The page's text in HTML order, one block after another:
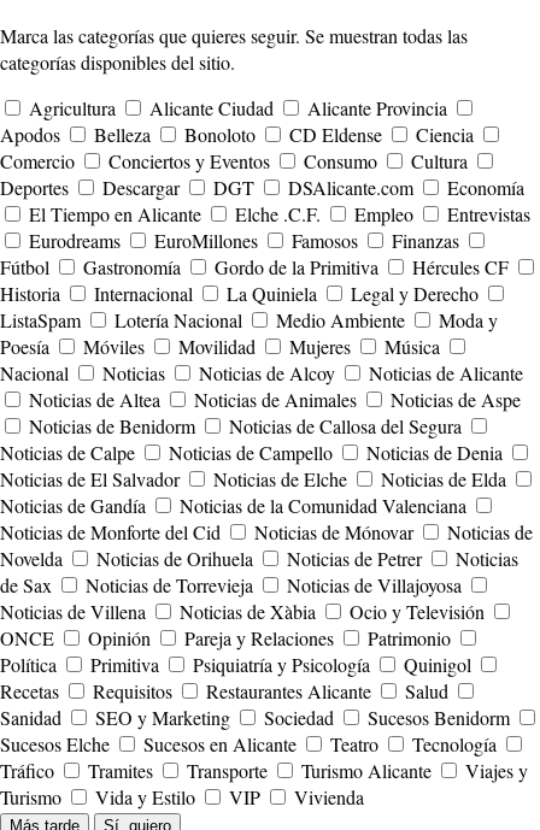
Marca las categorías que quieres seguir. Se muestran todas las
categorías disponibles del sitio.
Agricultura
Alicante Ciudad
Alicante Provincia
Apodos
Belleza Bonoloto CD Eldense
Ciencia
Comercio
Conciertos y Eventos Consumo
Cultura
Deportes
Descargar DGT DSAlicante.com
Economía
El Tiempo en Alicante
Elche .C.F. Empleo
Entrevistas
Eurodreams
EuroMillones Famosos
Finanzas
Fútbol
Gastronomía Gordo de la Primitiva
Hércules CF
Historia
Internacional La Quiniela
Legal y Derecho
ListaSpam
Lotería Nacional Medio Ambiente
Moda y
Poesía
Móviles Movilidad Mujeres
Música
Nacional
Noticias Noticias de Alcoy
Noticias de Alicante
Noticias de Altea
Noticias de Animales
Noticias de Aspe
Noticias de Benidorm
Noticias de Callosa del Segura
Noticias de Calpe
Noticias de Campello
Noticias de Denia
Noticias de El Salvador
Noticias de Elche
Noticias de Elda
Noticias de Gandía
Noticias de la Comunidad Valenciana
Noticias de Monforte del Cid
Noticias de Mónovar
Noticias de
Novelda
Noticias de Orihuela Noticias de Petrer
Noticias
de Sax
Noticias de Torrevieja
Noticias de Villajoyosa
Noticias de Villena
Noticias de Xàbia
Ocio y Televisión
ONCE
Opinión Pareja y Relaciones
Patrimonio
Política
Primitiva Psiquiatría y Psicología
Quinigol
Recetas
Requisitos Restaurantes Alicante
Salud
Sanidad
SEO y Marketing Sociedad
Sucesos Benidorm
Sucesos Elche
Sucesos en Alicante Teatro
Tecnología
Tráfico
Tramites Transporte Turismo Alicante
Viajes y
Turismo
Vida y Estilo VIP Vivienda
Más tarde Sí, quiero